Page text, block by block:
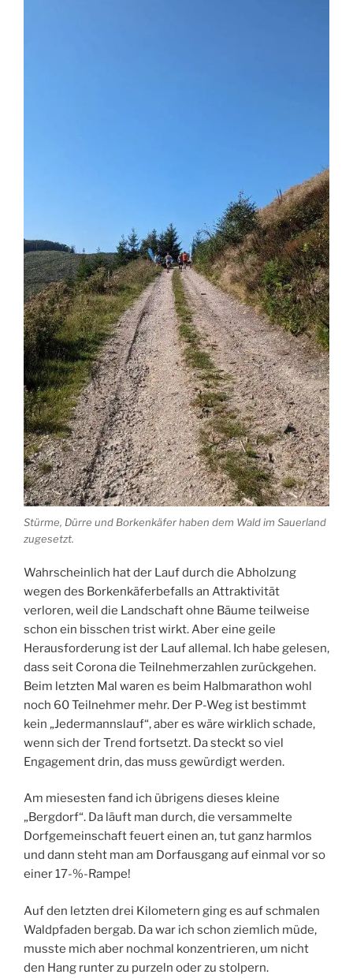
Stürme, Dürre und Borkenkäfer haben dem Wald im Sauerland
zugesetzt.
Wahrscheinlich hat der Lauf durch die Abholzung
wegen des Borkenkäferbefalls an Attraktivität
verloren, weil die Landschaft ohne Bäume teilweise
schon ein bisschen trist wirkt. Aber eine geile
Herausforderung ist der Lauf allemal. Ich habe gelesen,
dass seit Corona die Teilnehmerzahlen zurückgehen.
Beim letzten Mal waren es beim Halbmarathon wohl
noch 60 Teilnehmer mehr. Der P-Weg ist bestimmt
kein „Jedermannslauf“, aber es wäre wirklich schade,
wenn sich der Trend fortsetzt. Da steckt so viel
Engagement drin, das muss gewürdigt werden.
Am miesesten fand ich übrigens dieses kleine
„Bergdorf“. Da läuft man durch, die versammelte
Dorfgemeinschaft feuert einen an, tut ganz harmlos
und dann steht man am Dorfausgang auf einmal vor so
einer 17-%-Rampe!
Auf den letzten drei Kilometern ging es auf schmalen
Waldpfaden bergab. Da war ich schon ziemlich müde,
musste mich aber nochmal konzentrieren, um nicht
den Hang runter zu purzeln oder zu stolpern.